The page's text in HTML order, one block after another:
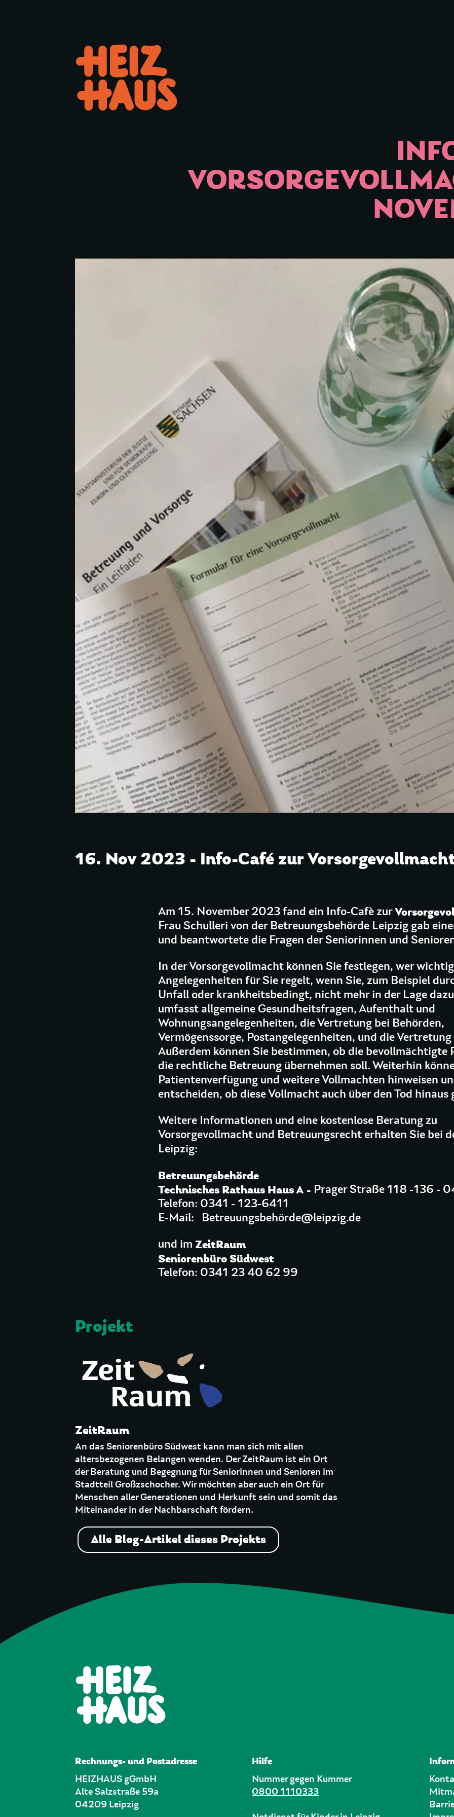
Hauptmenü öffnen oder schliessen
16. Nov 2023 - Info-Café zur
Am 15. November 2023 fand ein Info-Cafè zur
Frau Schulleri von der Betreuungsbehörde Leipzig gab
und beantwortete die Fragen der Seniorinnen und
In der Vorsorgevollmacht können Sie festlegen, wer
Angelegenheiten für Sie regelt, wenn Sie, zum Beispiel
Unfall oder krankheitsbedingt, nicht mehr in der Lage
umfasst allgemeine Gesundheitsfragen, Aufenthalt und
Wohnungsangelegenheiten, die Vertretung bei Behörden,
Vermögenssorge, Postangelegenheiten, und die
Außerdem können Sie bestimmen, ob die bevollmächtigte
die rechtliche Betreuung übernehmen soll. Weiterhin
Patientenverfügung und weitere Vollmachten hinweisen
entscheiden, ob diese Vollmacht auch über den Tod hinaus
Weitere Informationen und eine kostenlose Beratung zu
Vorsorgevollmacht und Betreuungsrecht erhalten Sie bei
Leipzig:
Betreuungsbehörde
Technisches Rathaus Haus A - Prager Straße 118 -136 -
Telefon: 0341 - 123-6411
E-Mail: Betreuungsbehörde@leipzig.de
und im ZeitRaum
Seniorenbüro Südwest
Telefon: 0341 23 40 62 99
Projekt
ZeitRaum
An das Seniorenbüro Südwest kann man sich mit allen
altersbezogenen Belangen wenden. Der ZeitRaum ist ein Ort
der Beratung und Begegnung für Seniorinnen und Senioren im
Stadtteil Großzschocher. Wir möchten aber auch ein Ort für
Menschen aller Generationen und Herkunft sein und somit das
Miteinander in der Nachbarschaft fördern.
Alle Blog-Artikel dieses Projekts
Rechnungs- und Postadresse
HEIZHAUS gGmbH
Alte Salzstraße 59a
04209 Leipzig
Hilfe
Nummer gegen Kummer
0800 1110333